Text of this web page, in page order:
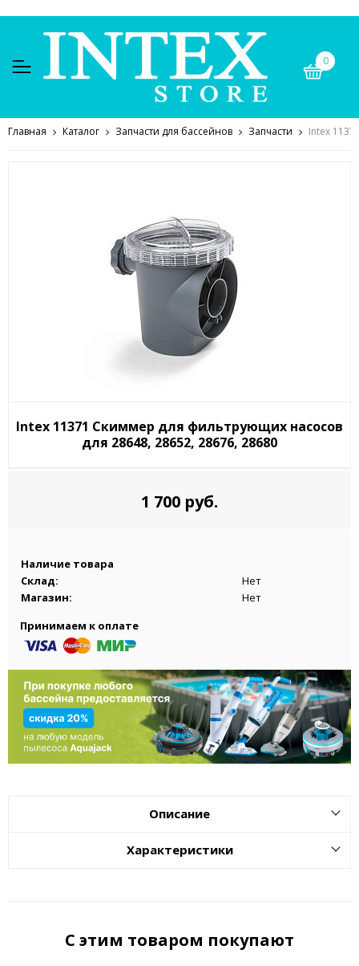
0
Главная Каталог Запчасти для бассейнов Запчасти Intex
Intex 11371 Скиммер для фильтрующих насосов
для 28648, 28652, 28676, 28680
1 700 руб.
Наличие товара
Склад:
Нет
Магазин:
Нет
Принимаем к оплате
Описание
Характеристики
С этим товаром покупают